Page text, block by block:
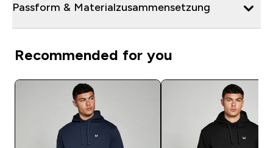
Passform & Materialzusammensetzung
Recommended for you